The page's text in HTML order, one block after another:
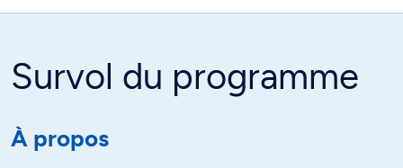
Survol du programme
À propos